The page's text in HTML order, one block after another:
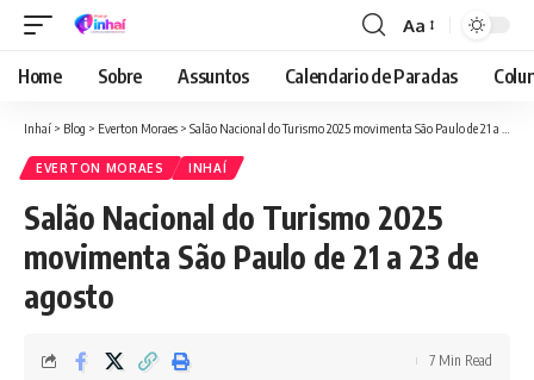
Font
Resizer
Aa
Home Sobre Assuntos Calendario de Paradas
Inhaí > Blog > Everton Moraes > Salão Nacional do Turismo 2025 movimenta São Paulo de 21 a 23 de agosto
EVERTON MORAES INHAÍ
Salão Nacional do Turismo 2025
movimenta São Paulo de 21 a 23 de
agosto
7 Min Read